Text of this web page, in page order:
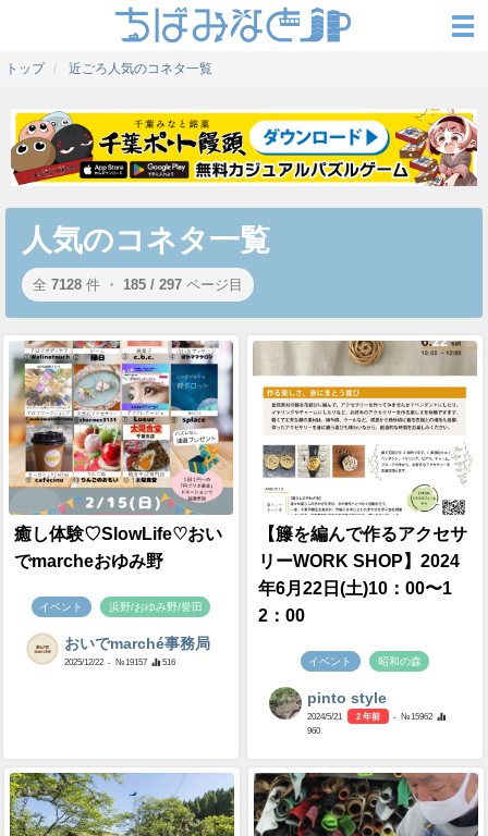
トップ 近ごろ人気のコネタ一覧
人気のコネタ一覧
全 7128 件 ・ 185 / 297 ページ目
癒し体験♡SlowLife♡おい
でmarcheおゆみ野
イベント 浜野/おゆみ野/誉田
おいでmarché事務局
2025/12/22 - №19157 516
【籐を編んで作るアクセサ
リーWORK SHOP】2024
年6月22日(土)10：00〜1
2：00
イベント 昭和の森
pinto style
2024/5/21 2 年前
- №15962
960